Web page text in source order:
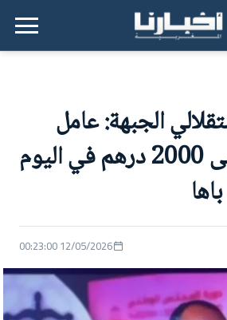
القائمة الرئيسية
الجبهة: عامل
الميكة يتقاضى 2000 درهم في اليوم
12/05/2026 00:23:00